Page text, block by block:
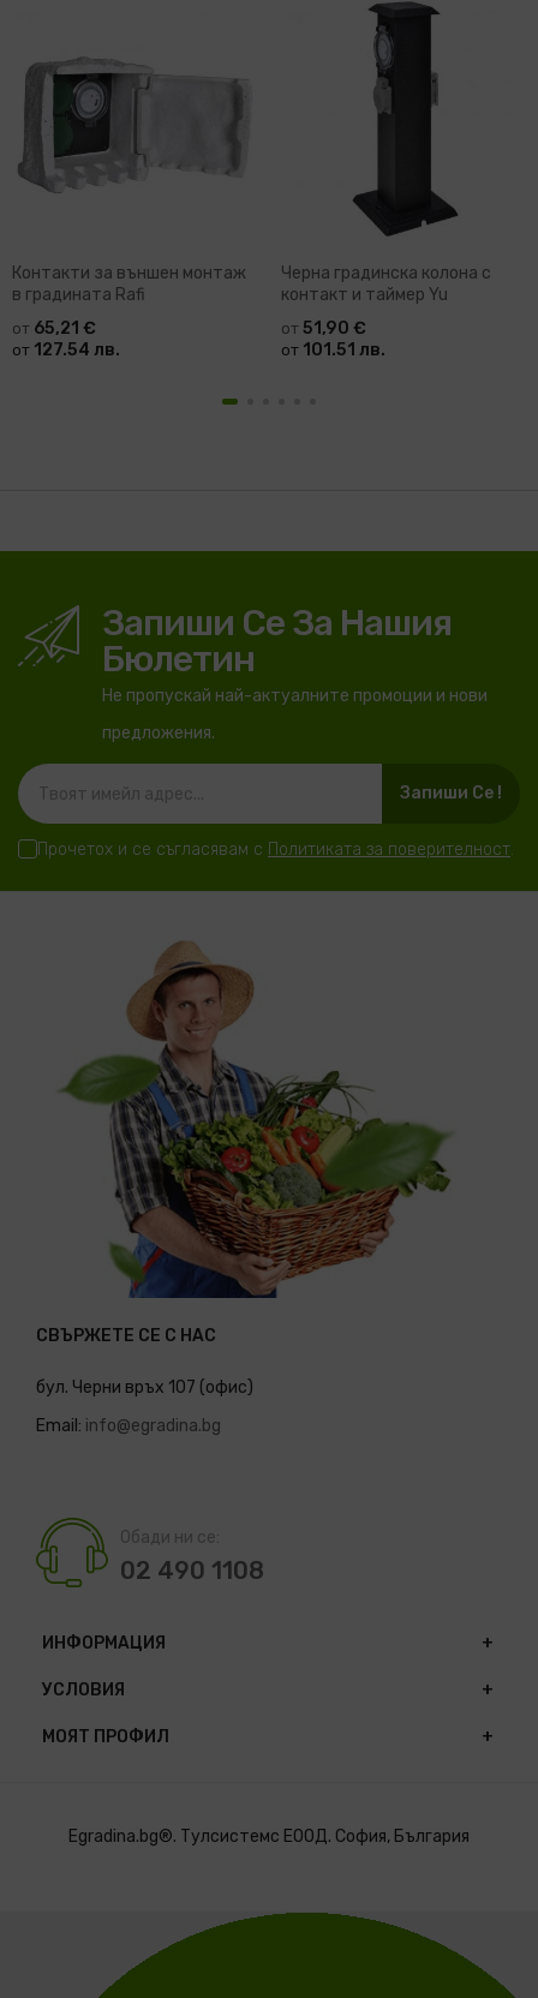
Контакти за външен монтаж
в градината Rafi
от 65,21 €
от 127.54 лв.
Черна градинска колона с
контакт и таймер Yu
от 51,90 €
от 101.51 лв.
Запиши Се За Нашия
Бюлетин
Не пропускай най-актуалните промоции и нови
предложения.
Запиши Се !
Прочетох и се съгласявам с Политиката за поверителност.
СВЪРЖЕТЕ СЕ С НАС
бул. Черни връх 107 (офис)
Email: info@egradina.bg
Обади ни се:
02 490 1108
ИНФОРМАЦИЯ
УСЛОВИЯ
МОЯТ ПРОФИЛ
Egradina.bg®. Тулсистемс ЕООД. София, България